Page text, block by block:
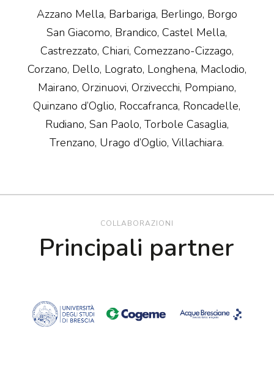
Azzano Mella, Barbariga, Berlingo, Borgo
San Giacomo, Brandico, Castel Mella,
Castrezzato, Chiari, Comezzano-Cizzago,
Corzano, Dello, Lograto, Longhena, Maclodio,
Mairano, Orzinuovi, Orzivecchi, Pompiano,
Quinzano d’Oglio, Roccafranca, Roncadelle,
Rudiano, San Paolo, Torbole Casaglia,
Trenzano, Urago d’Oglio, Villachiara.
COLLABORAZIONI
Principali partner